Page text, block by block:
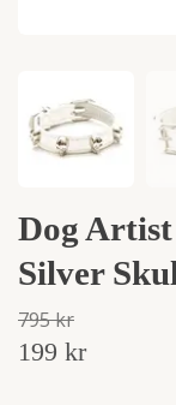
Dog
Silver
795 kr
199 kr